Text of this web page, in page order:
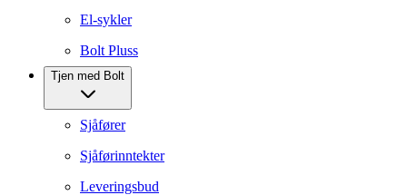
El-sykler
Bolt Pluss
Tjen med Bolt
Sjåfører
Sjåførinntekter
Leveringsbud